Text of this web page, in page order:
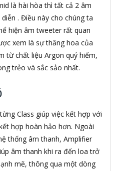
là hài hòa thì tất cả 2 âm
. Điều này cho chúng ta
hiện âm tweeter rất quan
xem là sự thăng hoa của
từ chất liệu Argon quý hiếm,
trẻo và sắc sảo nhất.
Class giúp việc kết hợp với
hợp hoàn hảo hơn. Ngoài
thống âm thanh, Amplifier
âm thanh khi ra đến loa trở
mẽ, thông qua một dòng